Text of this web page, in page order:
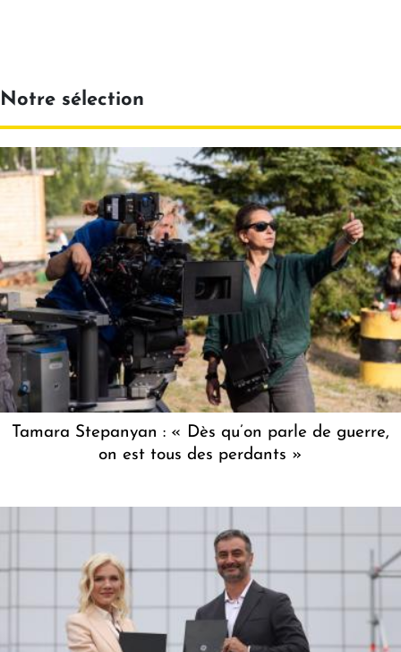
Notre sélection
Tamara Stepanyan : « Dès qu’on parle de guerre,
on est tous des perdants »